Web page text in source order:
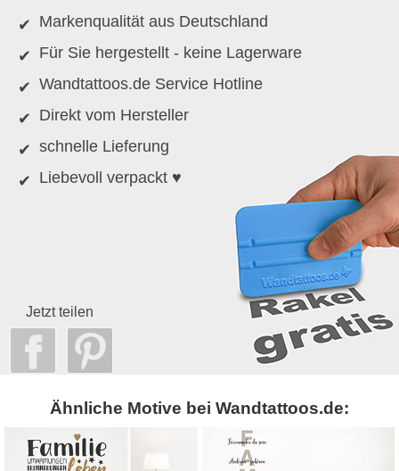
Markenqualität aus Deutschland
Für Sie hergestellt - keine Lagerware
Wandtattoos.de Service Hotline
Direkt vom Hersteller
schnelle Lieferung
Liebevoll verpackt ♥
Jetzt teilen
Ähnliche Motive bei Wandtattoos.de: